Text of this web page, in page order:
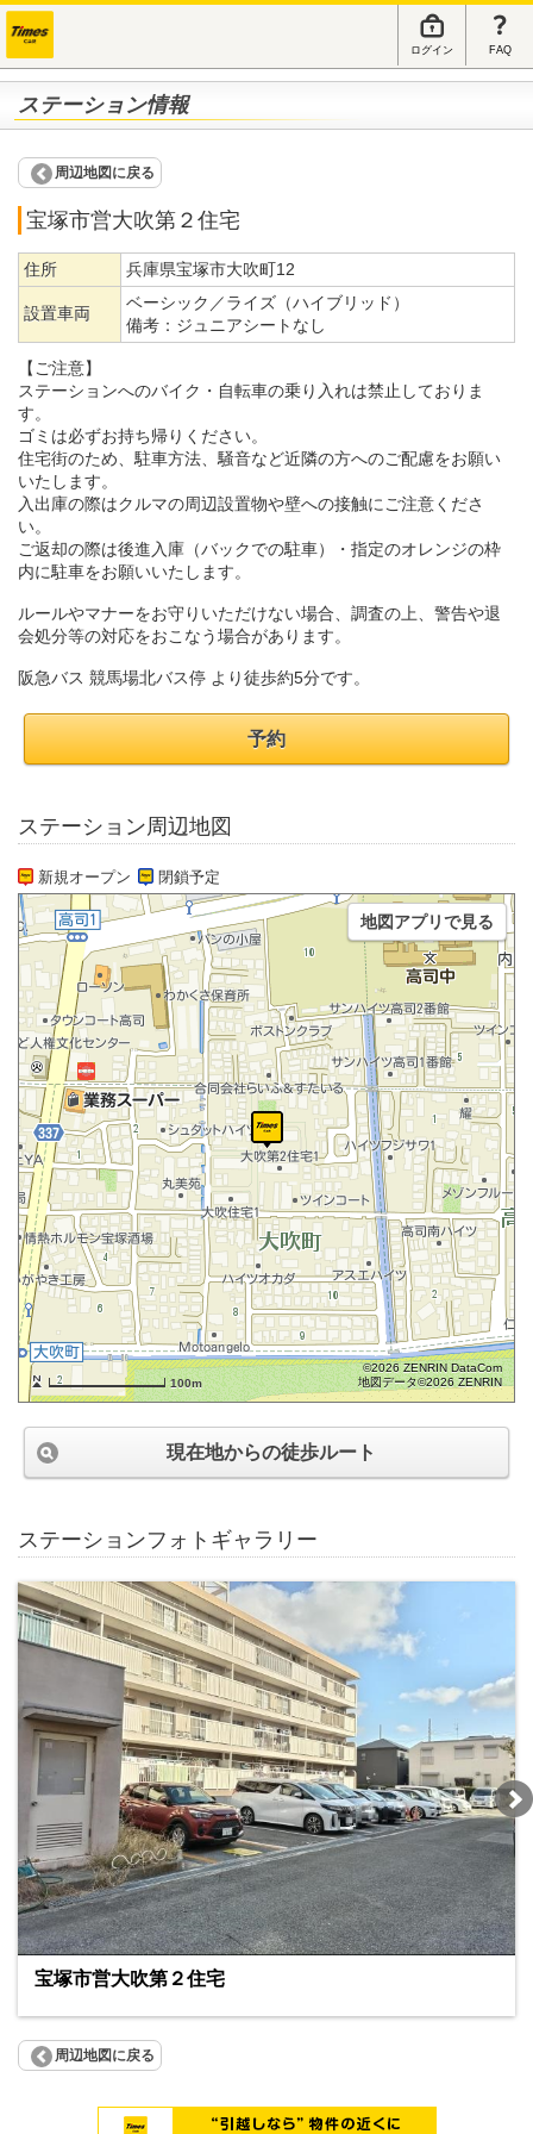
ログイン FAQ
ステーション情報
周辺地図に戻る
宝塚市営大吹第２住宅
住所 兵庫県宝塚市大吹町12
設置車両
ベーシック／ライズ（ハイブリッド）
備考： ジュニアシートなし
【ご注意】
ステーションへのバイク・自転車の乗り入れは禁止しておりま
す。
ゴミは必ずお持ち帰りください。
住宅街のため、駐車方法、騒音など近隣の方へのご配慮をお願い
いたします。
入出庫の際はクルマの周辺設置物や壁への接触にご注意くださ
い。
ご返却の際は後進入庫（バックでの駐車）・指定のオレンジの枠
内に駐車をお願いいたします。
ルールやマナーをお守りいただけない場合、調査の上、警告や退
会処分等の対応をおこなう場合があります。
阪急バス 競馬場北バス停 より徒歩約5分です。
予約
ステーション周辺地図
新規オープン 閉鎖予定
100m
©2026 ZENRIN DataCom
地図データ©2026 ZENRIN
地図アプリで見る
現在地からの徒歩ルート
ステーションフォトギャラリー
宝塚市営大吹第２住宅
周辺地図に戻る